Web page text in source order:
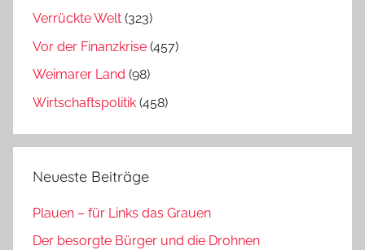
Verrückte Welt (323)
Vor der Finanzkrise (457)
Weimarer Land (98)
Wirtschaftspolitik (458)
Neueste Beiträge
Plauen – für Links das Grauen
Der besorgte Bürger und die Drohnen